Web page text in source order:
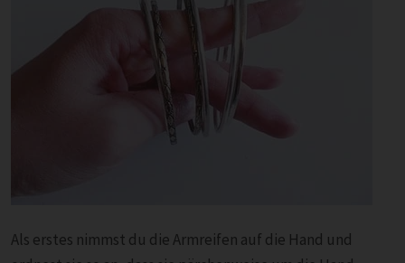
Als erstes nimmst du die Armreifen auf die Hand und